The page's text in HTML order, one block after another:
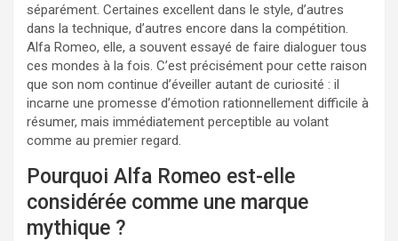
séparément. Certaines excellent dans le style, d’autres
dans la technique, d’autres encore dans la compétition.
Alfa Romeo, elle, a souvent essayé de faire dialoguer tous
ces mondes à la fois. C’est précisément pour cette raison
que son nom continue d’éveiller autant de curiosité : il
incarne une promesse d’émotion rationnellement difficile à
résumer, mais immédiatement perceptible au volant
comme au premier regard.
Pourquoi Alfa Romeo est-elle
considérée comme une marque
mythique ?